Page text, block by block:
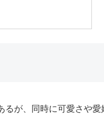
が、同時に可愛さや愛